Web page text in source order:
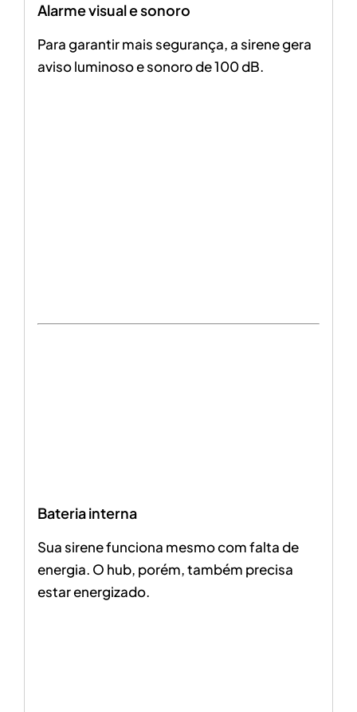
Alarme visual e sonoro
Para garantir mais segurança, a sirene gera
aviso luminoso e sonoro de 100 dB.
Bateria interna
Sua sirene funciona mesmo com falta de
energia. O hub, porém, também precisa
estar energizado.